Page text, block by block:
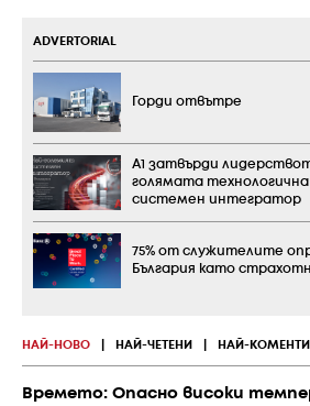
НАЙ-НОВО НАЙ-ЧЕТЕНИ НАЙ-
Времето: Опасно високи
ADVERTORIAL
Горди отвътре
А1 затвърди
голямата
системен интегратор
75% от служителите
България като